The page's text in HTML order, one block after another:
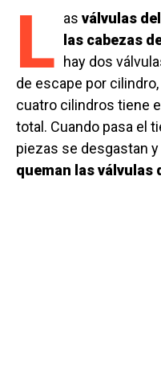
L as válvulas
las cabezas
hay dos
de escape por
cuatro cilindros tiene
total. Cuando pasa el
piezas se desgastan
queman las válvulas